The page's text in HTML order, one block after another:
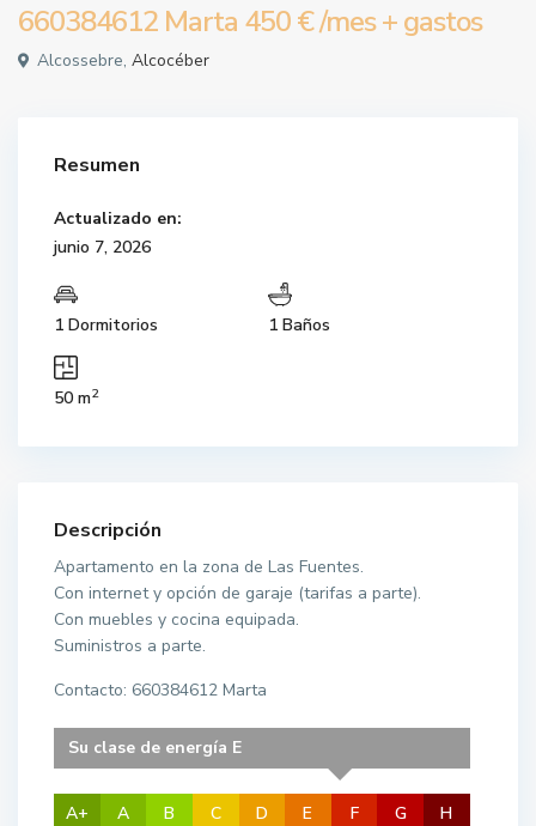
660384612 Marta 450 €/mes + gastos
Alcossebre, Alcocéber
Resumen
Actualizado en:
junio 7, 2026
1 Dormitorios 1 Baños
50 m2
Descripción
Apartamento en la zona de Las Fuentes.
Con internet y opción de garaje (tarifas a parte).
Con muebles y cocina equipada.
Suministros a parte.
Contacto: 660384612 Marta
A+ A B C D
Su clase de energía E
E F G H